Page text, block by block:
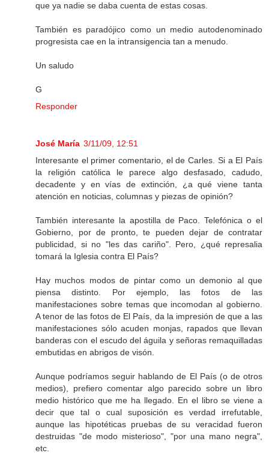
que ya nadie se daba cuenta de estas cosas.
También es paradójico como un medio autodenominado
progresista cae en la intransigencia tan a menudo.
Un saludo
G
Responder
José María 3/11/09, 12:51
Interesante el primer comentario, el de Carles. Si a El País
la religión católica le parece algo desfasado, cadudo,
decadente y en vías de extinción, ¿a qué viene tanta
atención en noticias, columnas y piezas de opinión?
También interesante la apostilla de Paco. Telefónica o el
Gobierno, por de pronto, te pueden dejar de contratar
publicidad, si no "les das cariño". Pero, ¿qué represalia
tomará la Iglesia contra El País?
Hay muchos modos de pintar como un demonio al que
piensa distinto. Por ejemplo, las fotos de las
manifestaciones sobre temas que incomodan al gobierno.
A tenor de las fotos de El País, da la impresión de que a las
manifestaciones sólo acuden monjas, rapados que llevan
banderas con el escudo del águila y señoras remaquilladas
embutidas en abrigos de visón.
Aunque podríamos seguir hablando de El País (o de otros
medios), prefiero comentar algo parecido sobre un libro
medio histórico que me ha llegado. En el libro se viene a
decir que tal o cual suposición es verdad irrefutable,
aunque las hipotéticas pruebas de su veracidad fueron
destruidas "de modo misterioso", "por una mano negra",
etc.